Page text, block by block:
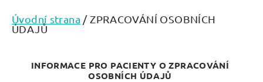
Úvodní strana / ZPRACOVÁNÍ OSOBNÍCH
ÚDAJŮ
INFORMACE PRO PACIENTY O ZPRACOVÁNÍ
OSOBNÍCH ÚDAJŮ